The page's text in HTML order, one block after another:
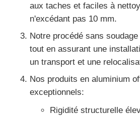
Profilé en aluminium poli
profils en aluminium de finition
Profiles de garniture en
Profiles d'extrusion de
aux taches et faciles à
n'excédant pas 10 mm.
Notre procédé sans
tout en assurant une
un transport et une
Nos produits en aluminium
exceptionnels:
Rigidité structurelle